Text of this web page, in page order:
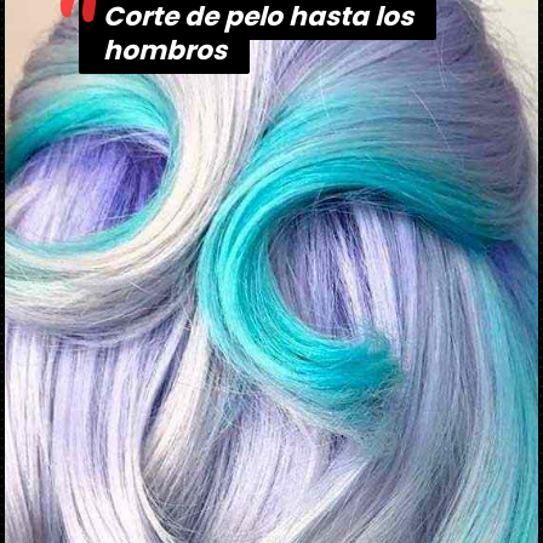
Corte de pelo hasta los
hombros
Corte de pelo hasta los
hombros